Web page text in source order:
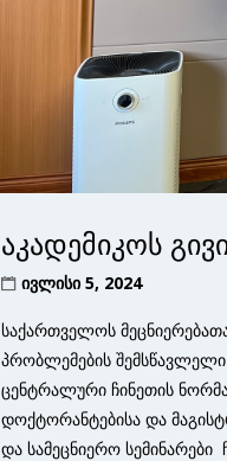
აკადემიკოს
ივლისი 5, 2024
საქართველოს
პრობლემების შემსწავლელი
ცენტრალური ჩინეთის
დოქტორანტებისა და
და სამეცნიერო